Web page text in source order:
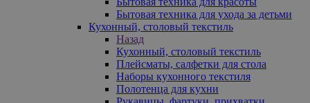
Бытовая техника для ухода за детьми
Кухонный, столовый текстиль
Назад
Кухонный, столовый текстиль
Плейсматы, салфетки для стола
Наборы кухонного текстиля
Полотенца для кухни